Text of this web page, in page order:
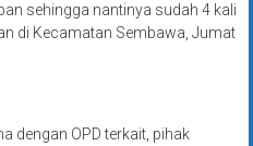
sehingga nantinya sudah 4 kali
di Kecamatan Sembawa, Jumat
dengan OPD terkait, pihak